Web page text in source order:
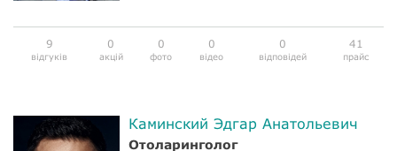
9
відгуків
0
акцій
0
фото
0
відео
0
відповідей
41
прайс
Каминский Эдгар Анатольевич
Отоларинголог